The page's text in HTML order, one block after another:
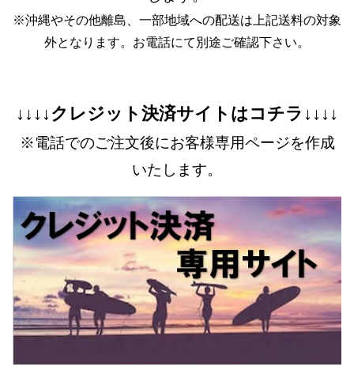
※沖縄やその他離島、一部地域への配送は上記送料の対象
外となります。お電話にて別途ご確認下さい。
↓↓↓↓クレジット決済サイトはコチラ↓↓↓↓
※電話でのご注文後にお客様専用ページを作成
いたします。